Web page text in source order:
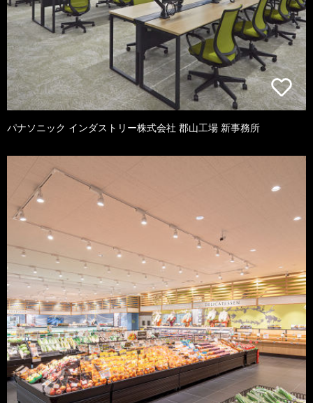
パナソニック インダストリー株式会社 郡山工場 新事務所